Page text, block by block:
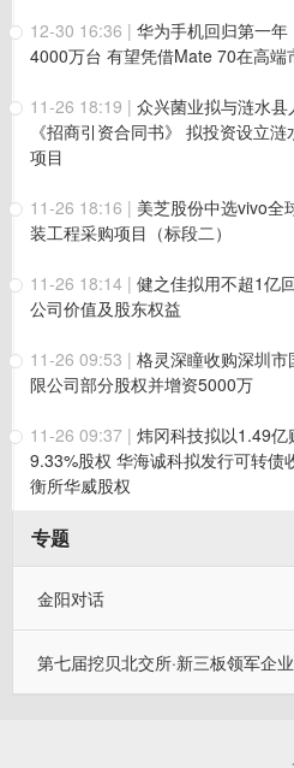
12-30 16:36 | 华为手机回归第一年
4000万台 有望凭借Mate 70在高端
11-26 18:19 | 众兴菌业拟与涟水
《招商引资合同书》 拟投资设立
项目
11-26 18:16 | 美芝股份中选vivo全
装工程采购项目（标段二）
11-26 18:14 | 健之佳拟用不超1亿
公司价值及股东权益
11-26 09:53 | 格灵深瞳收购深圳
限公司部分股权并增资5000万
11-26 09:37 | 炜冈科技拟以1.49亿
9.33%股权 华海诚科拟发行可转债
衡所华威股权
专题
金阳对话
第七届挖贝北交所·新三板领军企